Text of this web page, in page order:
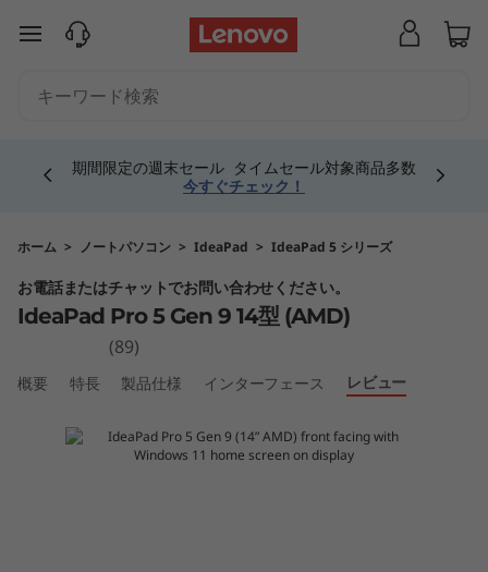
o
e
メインコンテンツにスキップする
通常は受注生産のThinkPadプレミアムシリーズの
人気構成をあらかじめご用意！即納モデルはこち
ら！
ホーム > ノートパソコン > IdeaPad > IdeaPad 5 シリーズ
お電話またはチャットでお問い合わせください。
IdeaPad Pro 5 Gen 9 14型 (AMD)
(89)
概要 特長 製品仕様 インターフェース レビュー